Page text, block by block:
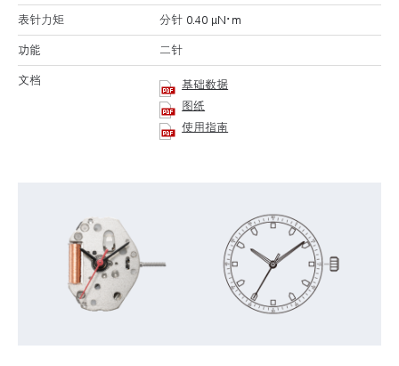
表针力矩 分针 0.40 μN･m
功能 二针
文档
基础数据
图纸
使用指南